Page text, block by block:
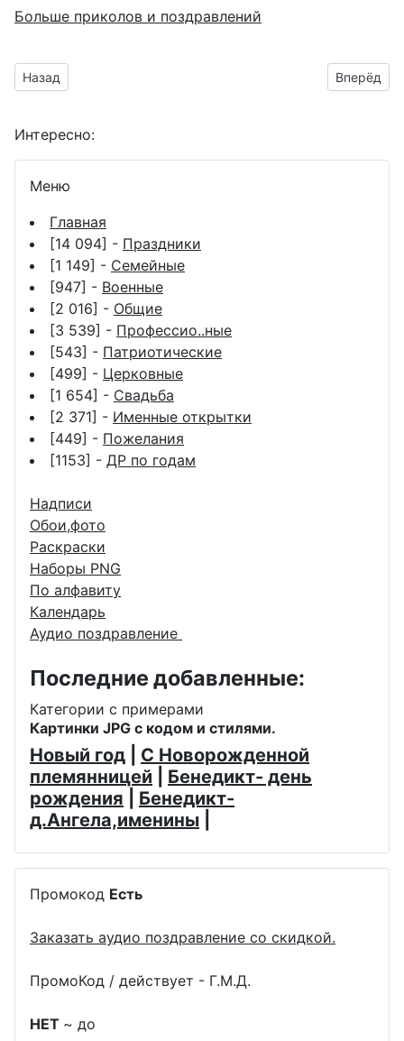
Больше приколов и поздравлений
Предыдущий материал: анимашка с весело шагающим
Назад Вперёд
Интересно:
Меню
Главная
[14 094] - Праздники
[1 149] - Семейные
[947] - Военные
[2 016] - Общие
[3 539] - Профессио..ные
[543] - Патриотические
[499] - Церковные
[1 654] - Свадьба
[2 371] - Именные открытки
[449] - Пожелания
[1153] - ДР по годам
Надписи
Обои,фото
Раскраски
Наборы PNG
По алфавиту
Календарь
Аудио поздравление
Последние добавленные:
Категории с примерами
Картинки JPG с кодом и стилями.
Новый год
С Новорожденной
племянницей
Бенедикт- день
рождения
Бенедикт-
д.Ангела,именины
Промокод Есть
Заказать аудио поздравление со скидкой.
ПромоКод / действует - Г.М.Д.
НЕТ ~ до